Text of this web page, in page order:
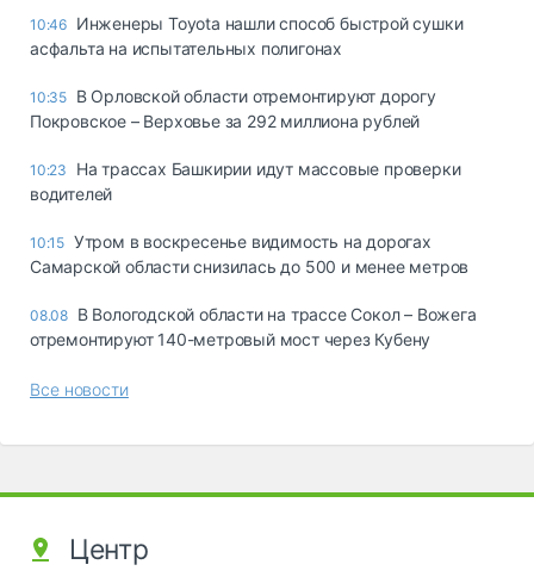
10:46 Инженеры Toyota нашли способ быстрой сушки
асфальта на испытательных полигонах
10:35 В Орловской области отремонтируют дорогу
Покровское – Верховье за 292 миллиона рублей
10:23
На трассах Башкирии идут массовые проверки
водителей
10:15 Утром в воскресенье видимость на дорогах
Самарской области снизилась до 500 и менее метров
08.08 В Вологодской области на трассе Сокол – Вожега
отремонтируют 140-метровый мост через Кубену
Все новости
Центр